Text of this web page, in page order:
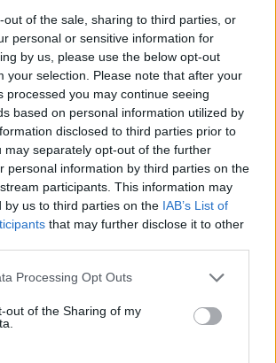
out of the sale, sharing to third parties, or
personal or sensitive information for
by us, please use the below opt-out
your selection. Please note that after your
processed you may continue seeing
based on personal information utilized by
disclosed to third parties prior to
may separately opt-out of the further
personal information by third parties on the
participants. This information may
by us to third parties on the IAB’s List of
that may further disclose it to other
Processing Opt Outs
out of the Sharing of my